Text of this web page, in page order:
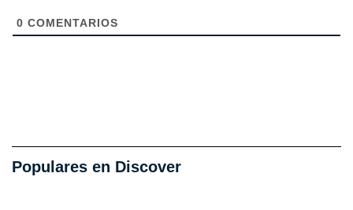
0 COMENTARIOS
Populares en Discover